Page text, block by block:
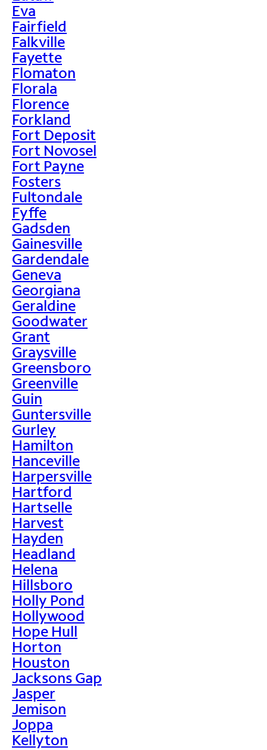
Eva
Fairfield
Falkville
Fayette
Flomaton
Florala
Florence
Forkland
Fort Deposit
Fort Novosel
Fort Payne
Fosters
Fultondale
Fyffe
Gadsden
Gainesville
Gardendale
Geneva
Georgiana
Geraldine
Goodwater
Grant
Graysville
Greensboro
Greenville
Guin
Guntersville
Gurley
Hamilton
Hanceville
Harpersville
Hartford
Hartselle
Harvest
Hayden
Headland
Helena
Hillsboro
Holly Pond
Hollywood
Hope Hull
Horton
Houston
Jacksons Gap
Jasper
Jemison
Joppa
Kellyton